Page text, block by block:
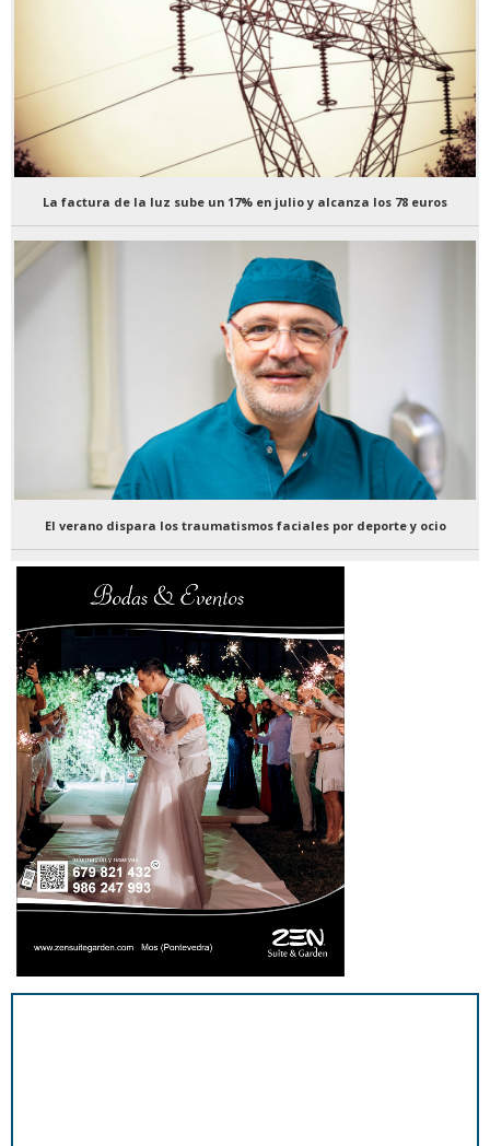
La factura de la luz sube un 17% en julio y alcanza los 78 euros
El verano dispara los traumatismos faciales por deporte y ocio